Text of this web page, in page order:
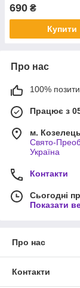
690 ₴
Купити
Про нас
100%
Працює з
м. Козелець
Свято-
Україна
Контакти
Сьогодні
Показати
Про нас
Контакти